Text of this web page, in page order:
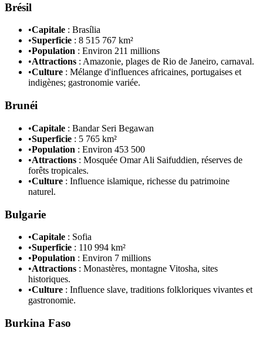
Brésil
•Capitale : Brasília
•Superficie : 8 515 767 km²
•Population : Environ 211 millions
•Attractions : Amazonie, plages de Rio de Janeiro, carnaval.
•Culture : Mélange d'influences africaines, portugaises et
indigènes; gastronomie variée.
Brunéi
•Capitale : Bandar Seri Begawan
•Superficie : 5 765 km²
•Population : Environ 453 500
•Attractions : Mosquée Omar Ali Saifuddien, réserves de
forêts tropicales.
•Culture : Influence islamique, richesse du patrimoine
naturel.
Bulgarie
•Capitale : Sofia
•Superficie : 110 994 km²
•Population : Environ 7 millions
•Attractions : Monastères, montagne Vitosha, sites
historiques.
•Culture : Influence slave, traditions folkloriques vivantes et
gastronomie.
Burkina Faso